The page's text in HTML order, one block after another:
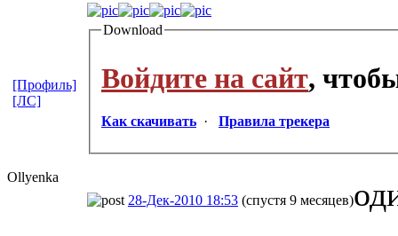
Download
Войдите на сайт,
Как скачивать · Правила трекера
[Профиль]
[ЛС]
Ollyenka
28-Дек-2010 18:53 (спустя 9 месяцев)